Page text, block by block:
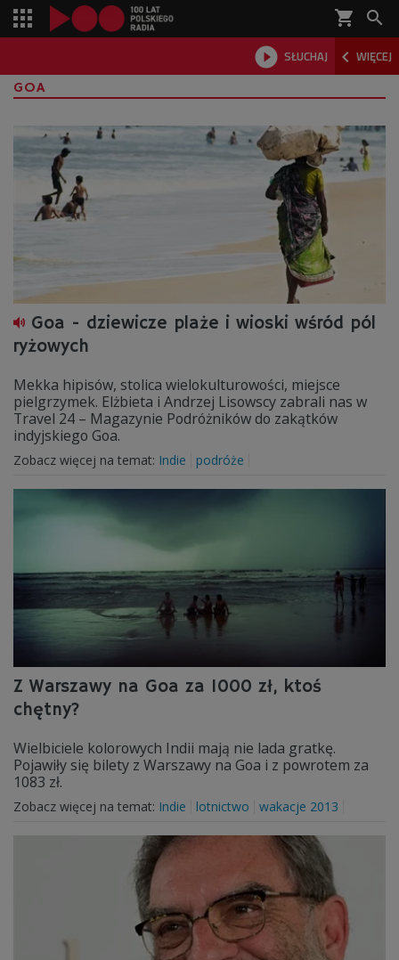
shopping_cart 
 SŁUCHAJ  WIĘCEJ

GOA
Goa - dziewicze plaże i wioski wśród pól
ryżowych
Mekka hipisów, stolica wielokulturowości, miejsce
pielgrzymek. Elżbieta i Andrzej Lisowscy zabrali nas w
Travel 24 – Magazynie Podróżników do zakątków
indyjskiego Goa.
Zobacz więcej na temat: Indie podróże
Z Warszawy na Goa za 1000 zł, ktoś
chętny?
Wielbiciele kolorowych Indii mają nie lada gratkę.
Pojawiły się bilety z Warszawy na Goa i z powrotem za
1083 zł.
Zobacz więcej na temat: Indie lotnictwo wakacje 2013